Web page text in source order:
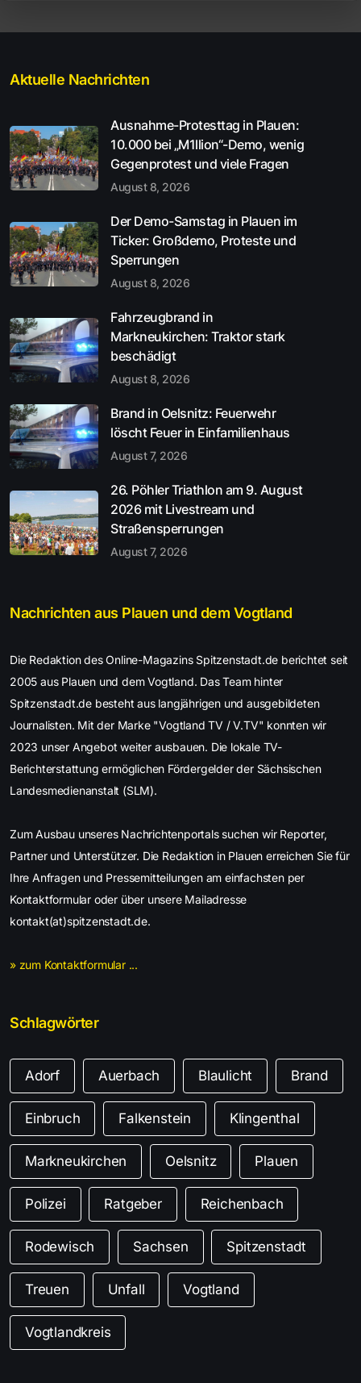
Aktuelle Nachrichten
Ausnahme-Protesttag in Plauen:
10.000 bei „M1llion“-Demo, wenig
Gegenprotest und viele Fragen
August 8, 2026
Der Demo-Samstag in Plauen im
Ticker: Großdemo, Proteste und
Sperrungen
August 8, 2026
Fahrzeugbrand in
Markneukirchen: Traktor stark
beschädigt
August 8, 2026
Brand in Oelsnitz: Feuerwehr
löscht Feuer in Einfamilienhaus
August 7, 2026
26. Pöhler Triathlon am 9. August
2026 mit Livestream und
Straßensperrungen
August 7, 2026
Nachrichten aus Plauen und dem Vogtland
Die Redaktion des Online-Magazins Spitzenstadt.de berichtet seit
2005 aus Plauen und dem Vogtland. Das Team hinter
Spitzenstadt.de besteht aus langjährigen und ausgebildeten
Journalisten. Mit der Marke "Vogtland TV / V.TV" konnten wir
2023 unser Angebot weiter ausbauen. Die lokale TV-
Berichterstattung ermöglichen Fördergelder der Sächsischen
Landesmedienanstalt (SLM).
Zum Ausbau unseres Nachrichtenportals suchen wir Reporter,
Partner und Unterstützer. Die Redaktion in Plauen erreichen Sie für
Ihre Anfragen und Pressemitteilungen am einfachsten per
Kontaktformular oder über unsere Mailadresse
kontakt(at)spitzenstadt.de.
» zum Kontaktformular ...
Schlagwörter
Adorf Auerbach Blaulicht Brand
Einbruch Falkenstein Klingenthal
Markneukirchen Oelsnitz Plauen
Polizei Ratgeber Reichenbach
Rodewisch Sachsen Spitzenstadt
Treuen Unfall Vogtland
Vogtlandkreis